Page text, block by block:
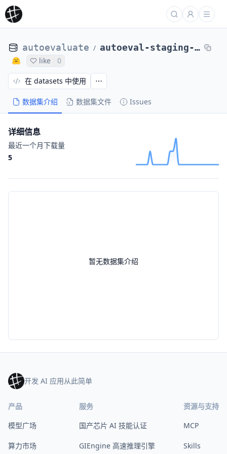
autoevaluate / autoeval-staging-eval-project-acronym_identification-dfa86358-9995325
like 0
数据集介绍 数据集文件 Issues
在 datasets 中使用
暂无数据集介绍
详细信息
最近一个月下载量
5
开发 AI 应用从此简单
产品
模型广场
算力市场
服务
国产芯片 AI 技能认证
GIEngine 高速推理引擎
资源与支持
MCP
Skills